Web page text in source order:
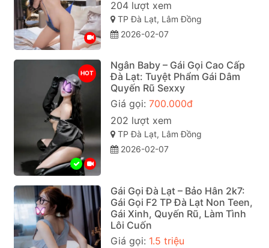
204 lượt xem
TP Đà Lạt, Lâm Đồng
2026-02-07
HOT
Ngân Baby – Gái Gọi Cao Cấp
Đà Lạt: Tuyệt Phẩm Gái Dâm
Quyến Rũ Sexxy
Giá gọi: 700.000đ
202 lượt xem
TP Đà Lạt, Lâm Đồng
2026-02-07
Gái Gọi Đà Lạt – Bảo Hân 2k7:
Gái Gọi F2 TP Đà Lạt Non Teen,
Gái Xinh, Quyến Rũ, Làm Tình
Lôi Cuốn
Giá gọi: 1.5 triệu